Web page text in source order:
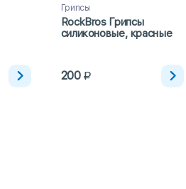
Грипсы
RockBros Грипсы
силиконовые, красные
200